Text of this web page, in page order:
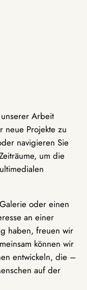
Arbeit
neue Projekte zu
navigieren Sie
um die
oder einen
an einer
haben, freuen wir
können wir
entwickeln, die –
auf der